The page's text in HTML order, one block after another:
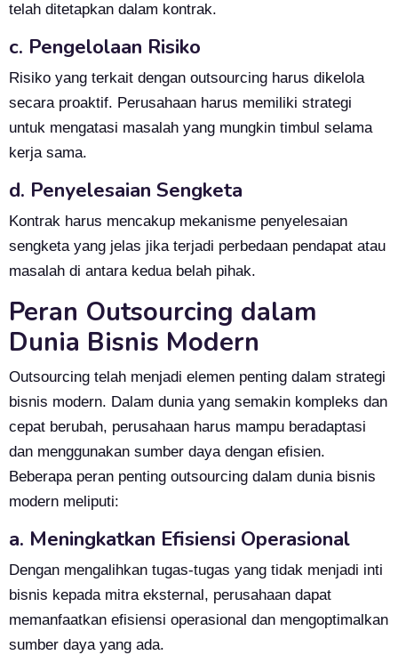
telah ditetapkan dalam kontrak.
c. Pengelolaan Risiko
Risiko yang terkait dengan outsourcing harus dikelola
secara proaktif. Perusahaan harus memiliki strategi
untuk mengatasi masalah yang mungkin timbul selama
kerja sama.
d. Penyelesaian Sengketa
Kontrak harus mencakup mekanisme penyelesaian
sengketa yang jelas jika terjadi perbedaan pendapat atau
masalah di antara kedua belah pihak.
Peran Outsourcing dalam
Dunia Bisnis Modern
Outsourcing telah menjadi elemen penting dalam strategi
bisnis modern. Dalam dunia yang semakin kompleks dan
cepat berubah, perusahaan harus mampu beradaptasi
dan menggunakan sumber daya dengan efisien.
Beberapa peran penting outsourcing dalam dunia bisnis
modern meliputi:
a. Meningkatkan Efisiensi Operasional
Dengan mengalihkan tugas-tugas yang tidak menjadi inti
bisnis kepada mitra eksternal, perusahaan dapat
memanfaatkan efisiensi operasional dan mengoptimalkan
sumber daya yang ada.